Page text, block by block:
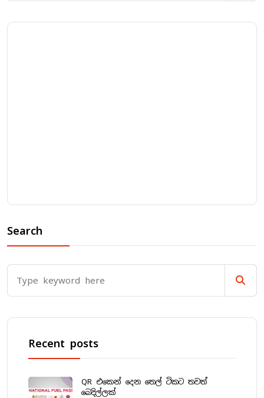
Search
Recent posts
QR එකෙන් දෙන තෙල් ටිකට තවත්
බෙදිල්ලක්